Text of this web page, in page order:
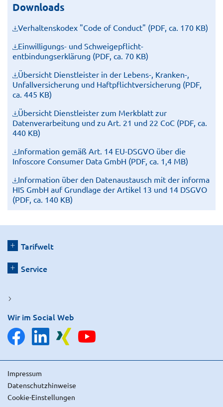
Downloads
Verhaltenskodex "Code of Conduct" (PDF, ca. 170 KB)
Einwilligungs- und Schweigepflicht­
entbindungserklärung (PDF, ca. 70 KB)
Übersicht Dienstleister in der Lebens-, Kranken-,
Unfallversicherung und Haftpflichtversicherung (PDF,
ca. 445 KB)
Übersicht Dienstleister zum Merkblatt zur
Datenverarbeitung und zu Art. 21 und 22 CoC (PDF, ca.
440 KB)
Information gemäß Art. 14 EU-DSGVO über die
Infoscore Consumer Data GmbH (PDF, ca. 1,4 MB)
Information über den Datenaustausch mit der informa
HIS GmbH auf Grundlage der Artikel 13 und 14 DSGVO
(PDF, ca. 140 KB)
Tarifwelt
Service
Wir im Social Web
Impressum
Datenschutzhinweise
Cookie-Einstellungen